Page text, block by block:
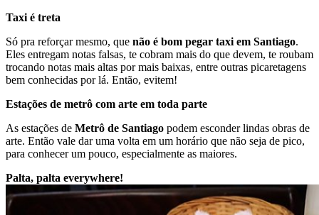
Taxi é treta
Só pra reforçar mesmo, que não é bom pegar taxi em Santiago.
Eles entregam notas falsas, te cobram mais do que devem, te roubam
trocando notas mais altas por mais baixas, entre outras picaretagens
bem conhecidas por lá. Então, evitem!
Estações de metrô com arte em toda parte
As estações de Metrô de Santiago podem esconder lindas obras de
arte. Então vale dar uma volta em um horário que não seja de pico,
para conhecer um pouco, especialmente as maiores.
Palta, palta everywhere!